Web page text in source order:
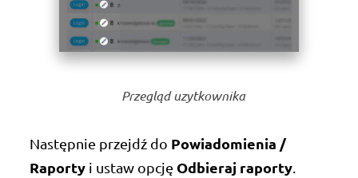
Przegląd uzytkownika
Następnie przejdź do Powiadomienia /
Raporty i ustaw opcję Odbieraj raporty